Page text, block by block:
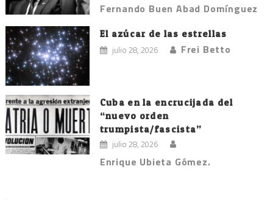
Fernando Buen Abad Domínguez
El azúcar de las estrellas
julio 28, 2026 Frei Betto
Cuba en la encrucijada del
“nuevo orden
trumpista/fascista”
julio 28, 2026
Enrique Ubieta Gómez.